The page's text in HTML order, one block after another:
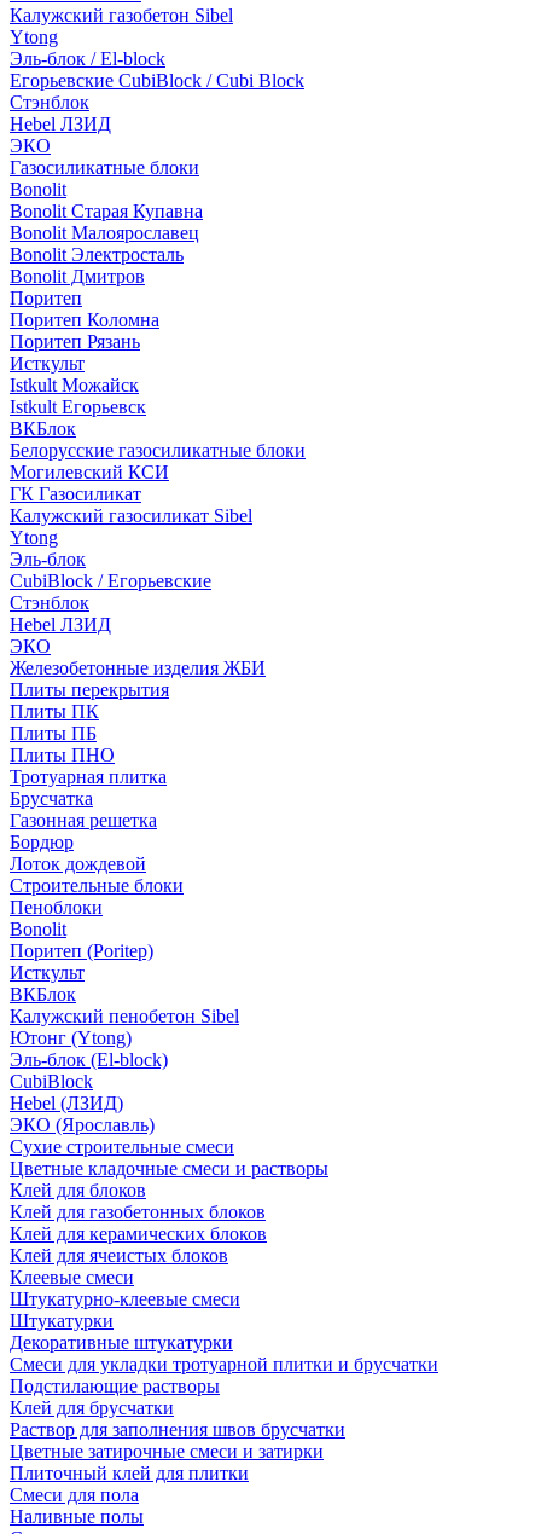
Калужский газобетон Sibel
Ytong
Эль-блок / El-block
Егорьевские CubiBlock / Cubi Block
Стэнблок
Hebel ЛЗИД
ЭКО
Газосиликатные блоки
Bonolit
Bonolit Старая Купавна
Bonolit Малоярославец
Bonolit Электросталь
Bonolit Дмитров
Поритеп
Поритеп Коломна
Поритеп Рязань
Исткульт
Istkult Можайск
Istkult Егорьевск
ВКБлок
Белорусские газосиликатные блоки
Могилевский КСИ
ГК Газосиликат
Калужский газосиликат Sibel
Ytong
Эль-блок
CubiBlock / Егорьевские
Стэнблок
Hebel ЛЗИД
ЭКО
Железобетонные изделия ЖБИ
Плиты перекрытия
Плиты ПК
Плиты ПБ
Плиты ПНО
Тротуарная плитка
Брусчатка
Газонная решетка
Бордюр
Лоток дождевой
Строительные блоки
Пеноблоки
Bonolit
Поритеп (Poritep)
Исткульт
ВКБлок
Калужский пенобетон Sibel
Ютонг (Ytong)
Эль-блок (El-block)
CubiBlock
Hebel (ЛЗИД)
ЭКО (Ярославль)
Сухие строительные смеси
Цветные кладочные смеси и растворы
Клей для блоков
Клей для газобетонных блоков
Клей для керамических блоков
Клей для ячеистых блоков
Клеевые смеси
Штукатурно-клеевые смеси
Штукатурки
Декоративные штукатурки
Смеси для укладки тротуарной плитки и брусчатки
Подстилающие растворы
Клей для брусчатки
Раствор для заполнения швов брусчатки
Цветные затирочные смеси и затирки
Плиточный клей для плитки
Смеси для пола
Наливные полы